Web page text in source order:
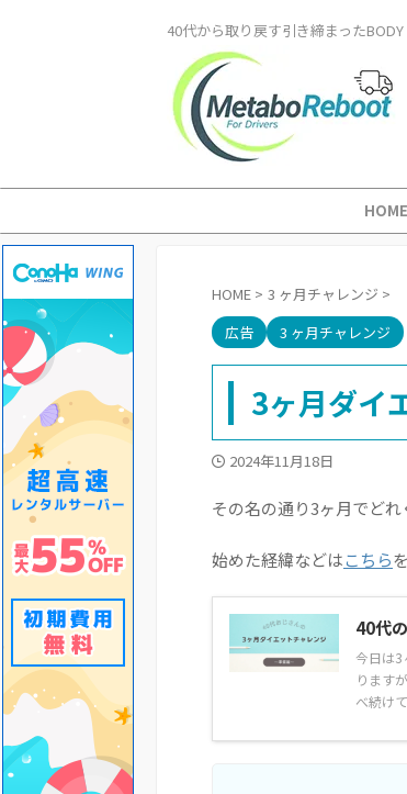
40代から取り戻す引き締まったBODY
HOME
HOME > 3 ヶ月チャレンジ >
広告
3 ヶ月チャレンジ
3ヶ月ダイ
2024年11月18日
その名の通り3ヶ月でどれ
始めた経緯などはこちら
40代
今日は3
ります
べ続け